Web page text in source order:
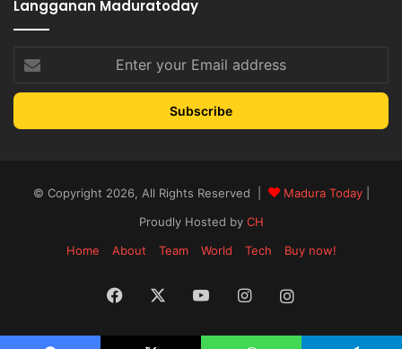
Langganan Maduratoday
your
Email
© Copyright 2026, All Rights Reserved | Madura Today
Proudly Hosted by CH
Home
About Team World Tech Buy now!
Facebook YouTubeInstagram